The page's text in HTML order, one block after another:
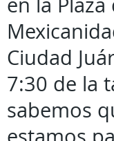
Ciudad
7:30 de la
sabemos